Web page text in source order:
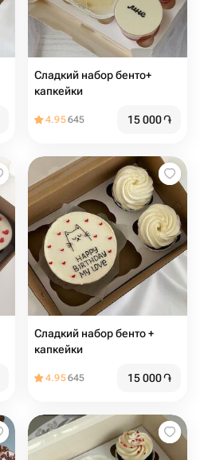
Сладкий набор бенто+
капкейки
4.95645 15 000֏
Сладкий набор бенто +
капкейки
4.95645 15 000֏